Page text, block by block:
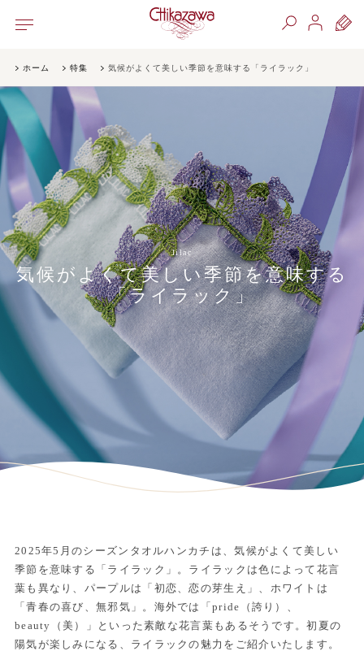
ホーム 特集 気候がよくて美しい季節を意味する「ライラック」
lilac
気候がよくて美しい季節を意味する
「ライラック」
2025年5月のシーズンタオルハンカチは、気候がよくて美しい
季節を意味する「ライラック」。ライラックは色によって花言
葉も異なり、パープルは「初恋、恋の芽生え」、ホワイトは
「青春の喜び、無邪気」。海外では「pride（誇り）、
beauty（美）」といった素敵な花言葉もあるそうです。初夏の
陽気が楽しみになる、ライラックの魅力をご紹介いたします。